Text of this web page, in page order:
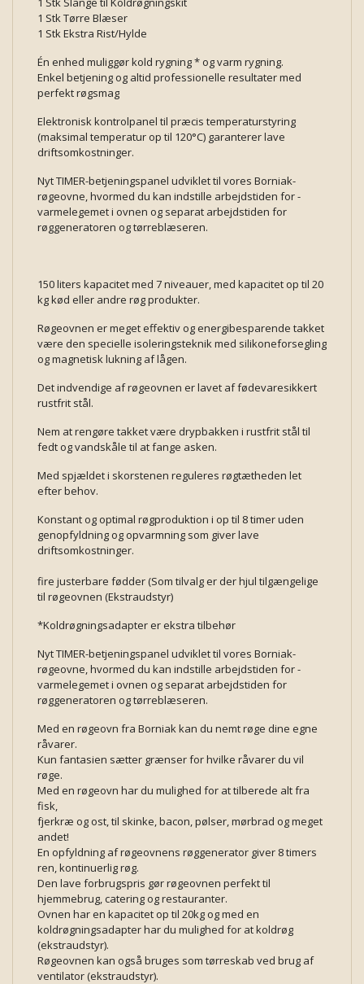
1 Stk Tørre Blæser
1 Stk Ekstra Rist/Hylde
Én enhed muliggør kold rygning * og varm rygning.
Enkel betjening og altid professionelle resultater med
perfekt røgsmag
Elektronisk kontrolpanel til præcis temperaturstyring
(maksimal temperatur op til 120°C) garanterer lave
driftsomkostninger.
Nyt TIMER-betjeningspanel udviklet til vores Borniak-
røgeovne, hvormed du kan indstille arbejdstiden for -
varmelegemet i ovnen og separat arbejdstiden for
røggeneratoren og tørreblæseren.
150 liters kapacitet med 7 niveauer, med kapacitet op til 20
kg kød eller andre røg produkter.
Røgeovnen er meget effektiv og energibesparende takket
være den specielle isoleringsteknik med silikoneforsegling
og magnetisk lukning af lågen.
Det indvendige af røgeovnen er lavet af fødevaresikkert
rustfrit stål.
Nem at rengøre takket være drypbakken i rustfrit stål til
fedt og vandskåle til at fange asken.
Med spjældet i skorstenen reguleres røgtætheden let
efter behov.
Konstant og optimal røgproduktion i op til 8 timer uden
genopfyldning og opvarmning som giver lave
driftsomkostninger.
fire justerbare fødder (Som tilvalg er der hjul tilgængelige
til røgeovnen (Ekstraudstyr)
*Koldrøgningsadapter er ekstra tilbehør
Nyt TIMER-betjeningspanel udviklet til vores Borniak-
røgeovne, hvormed du kan indstille arbejdstiden for -
varmelegemet i ovnen og separat arbejdstiden for
røggeneratoren og tørreblæseren.
Med en røgeovn fra Borniak kan du nemt røge dine egne
råvarer.
Kun fantasien sætter grænser for hvilke råvarer du vil
røge.
Med en røgeovn har du mulighed for at tilberede alt fra
fisk,
fjerkræ og ost, til skinke, bacon, pølser, mørbrad og meget
andet!
En opfyldning af røgeovnens røggenerator giver 8 timers
ren, kontinuerlig røg.
Den lave forbrugspris gør røgeovnen perfekt til
hjemmebrug, catering og restauranter.
Ovnen har en kapacitet op til 20kg og med en
koldrøgningsadapter har du mulighed for at koldrøg
(ekstraudstyr).
Røgeovnen kan også bruges som tørreskab ved brug af
ventilator (ekstraudstyr).